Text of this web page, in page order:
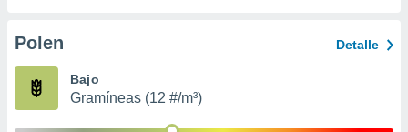
e
mediante
Polen Detalle
Bajo
Gramíneas (12 #/m³)